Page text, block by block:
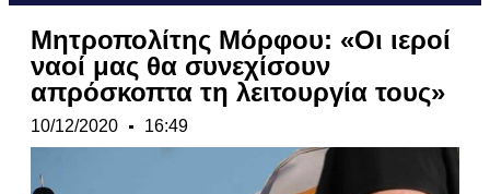
Μητροπολίτης Μόρφου: «Οι ιεροί
ναοί μας θα συνεχίσουν
απρόσκοπτα τη λειτουργία τους»
10/12/2020 16:49